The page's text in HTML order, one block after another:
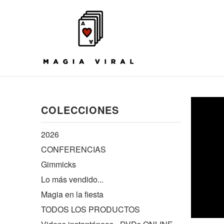
COLECCIONES
2026
CONFERENCIAS
Gimmicks
Lo más vendido...
Magia en la fiesta
TODOS LOS PRODUCTOS